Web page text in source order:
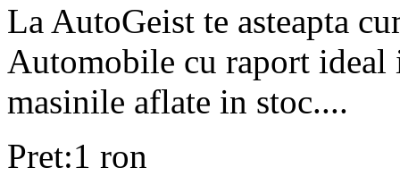
La AutoGeist te asteapta
Automobile cu raport ideal
masinile aflate in stoc....
Pret:1 ron